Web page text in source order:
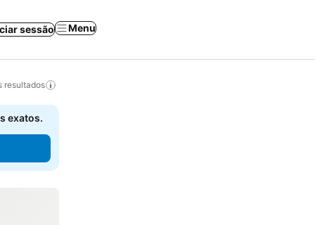
sessão Menu
resultados
exatos.